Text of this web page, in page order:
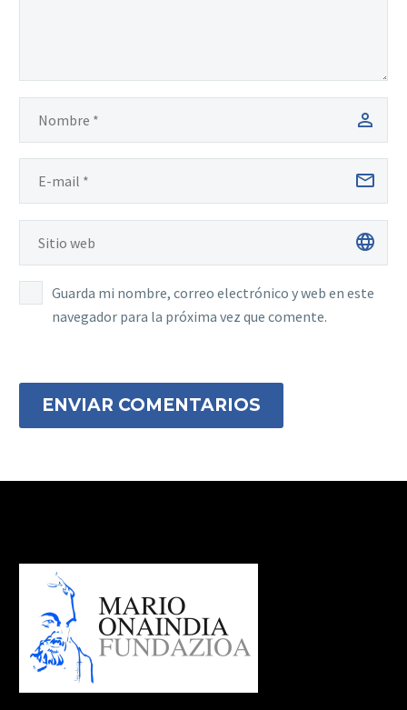
Guarda mi nombre, correo electrónico y web en este
navegador para la próxima vez que comente.
ENVIAR COMENTARIOS